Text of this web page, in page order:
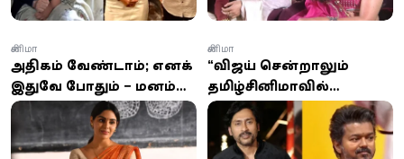
அதிகம் வேண்டாம்; எனக்கு
இதுவே போதும் – மனம்
திறந்த சம்யுக்தா மேனன்
சினிமா
“விஜய் சென்றாலும்
தமிழ்சினிமாவில்
வெற்றிடம் இல்லை” –
ஆர்.ஜே. பாலாஜி
சினிமா